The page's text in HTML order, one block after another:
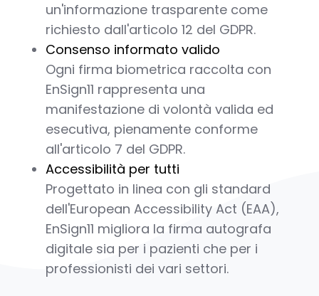
un'informazione trasparente come
richiesto dall'articolo 12 del GDPR.
Consenso informato valido
Ogni firma biometrica raccolta con
EnSign11 rappresenta una
manifestazione di volontà valida ed
esecutiva, pienamente conforme
all'articolo 7 del GDPR.
Accessibilità per tutti
Progettato in linea con gli standard
dell'European Accessibility Act (EAA),
EnSign11 migliora la firma autografa
digitale sia per i pazienti che per i
professionisti dei vari settori.